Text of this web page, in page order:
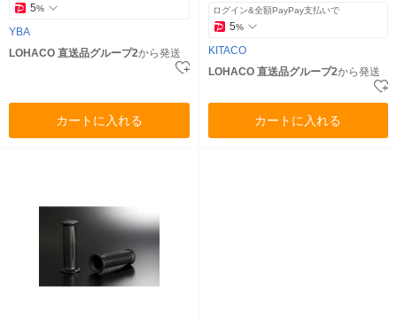
5%
YBA
LOHACO 直送品グループ2から発送
カートに入れる
ログイン&全額PayPay支払いで
5%
KITACO
LOHACO 直送品グループ2から発送
カートに入れる